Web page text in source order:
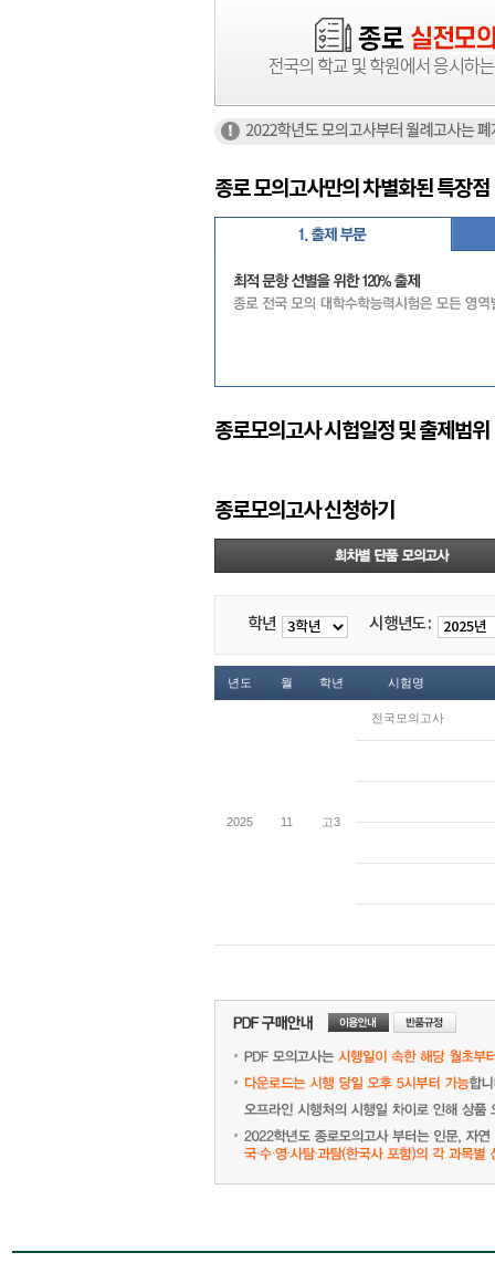
종로 모의고사만의 차별화된 특장점
종로모의고사 시험일정 및 출제범위
종로모의고사 신청하기
학년 시행년도 :
년도 월 학년 시험명
2025 11 고3
전국모의고사